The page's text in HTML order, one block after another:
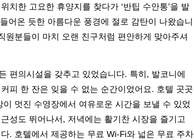
치한 고요한 휴양지를 찾다가 ‘반팁 수안통’을 발
어온 듯한 아름다운 풍경에 절로 감탄이 나왔습니
분들이 마치 오랜 친구처럼 편안하게 맞아주셔
편의시설을 갖추고 있었습니다. 특히, 발코니에
피 한 잔은 잊을 수 없는 순간이었어요. 호텔 곳곳
멋진 수영장에서 여유로운 시간을 보낼 수 있었
성도 뛰어나서, 저녁에는 활기찬 시장을 즐기고
. 호텔에서 제공하는 무료 Wi-Fi와 넓은 무료 주차